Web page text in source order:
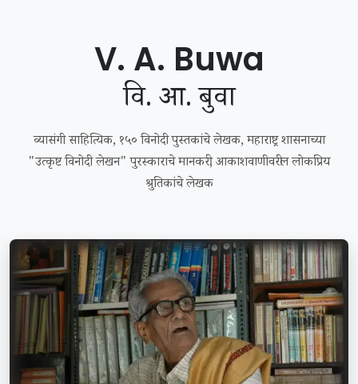
V. A. Buwa
वि. आ. बुवा
व्यासंगी साहित्यिक, १५० विनोदी पुस्तकांचे लेखक, महाराष्ट्र शासनाच्या
"उत्कृष्ट विनोदी लेखन" पुरस्काराचे मानकरी, आकाशवाणीवरील लोकप्रिय
श्रुतिकांचे लेखक